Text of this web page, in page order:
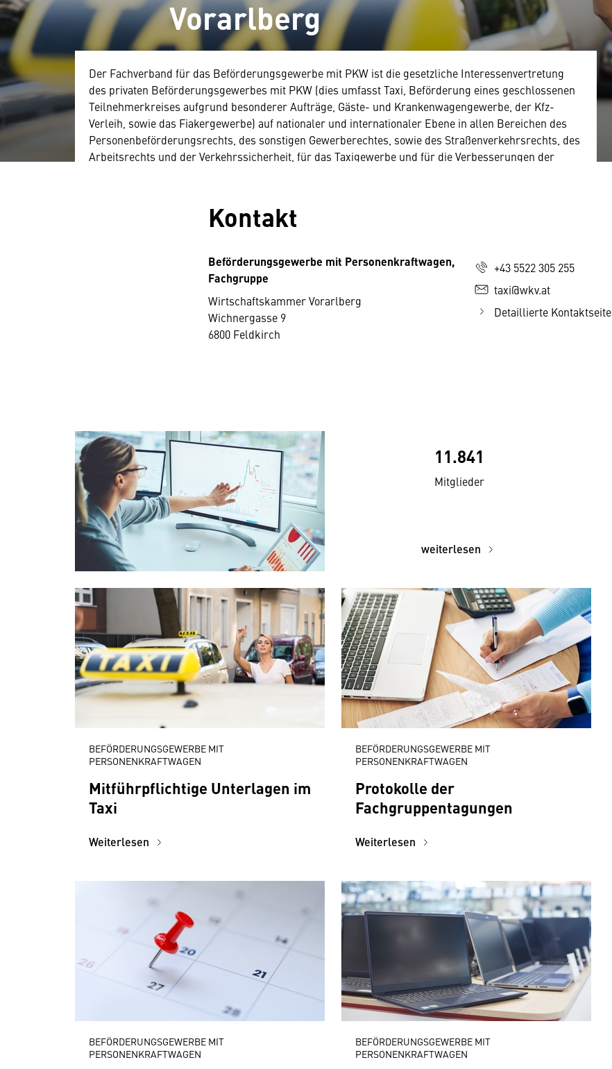
Vorarlberg
Der Fachverband für das Beförderungsgewerbe mit PKW ist die gesetzliche Interessenvertretung
des privaten Beförderungsgewerbes mit PKW (dies umfasst Taxi, Beförderung eines geschlossenen
Teilnehmerkreises aufgrund besonderer Aufträge, Gäste- und Krankenwagengewerbe, der Kfz-
Verleih, sowie das Fiakergewerbe) auf nationaler und internationaler Ebene in allen Bereichen des
Personenbeförderungsrechts, des sonstigen Gewerberechtes, sowie des Straßenverkehrsrechts, des
Arbeitsrechts und der Verkehrssicherheit, für das Taxigewerbe und für die Verbesserungen der
Kontakt
Beförderungsgewerbe mit Personenkraftwagen,
Fachgruppe
Wirtschaftskammer Vorarlberg
Wichnergasse 9
6800 Feldkirch
+43 5522 305 255
taxi@wkv.at
Detaillierte Kontaktseite
11.841
Mitglieder
weiterlesen
BEFÖRDERUNGSGEWERBE MIT
PERSONENKRAFTWAGEN
Mitführpflichtige Unterlagen im
Taxi
Weiterlesen
BEFÖRDERUNGSGEWERBE MIT
PERSONENKRAFTWAGEN
Protokolle der
Fachgruppentagungen
Weiterlesen
BEFÖRDERUNGSGEWERBE MIT
PERSONENKRAFTWAGEN
BEFÖRDERUNGSGEWERBE MIT
PERSONENKRAFTWAGEN